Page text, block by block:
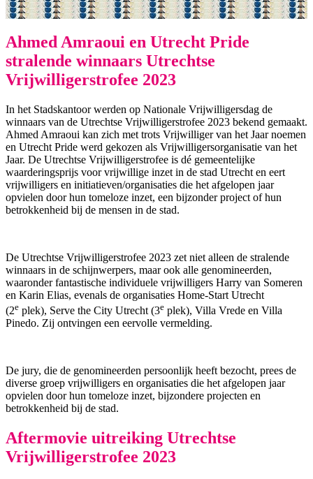
Ahmed Amraoui en Utrecht Pride
stralende winnaars Utrechtse
Vrijwilligerstrofee 2023
In het Stadskantoor werden op Nationale Vrijwilligersdag de
winnaars van de Utrechtse Vrijwilligerstrofee 2023 bekend gemaakt.
Ahmed Amraoui kan zich met trots Vrijwilliger van het Jaar noemen
en Utrecht Pride werd gekozen als Vrijwilligersorganisatie van het
Jaar. De Utrechtse Vrijwilligerstrofee is dé gemeentelijke
waarderingsprijs voor vrijwillige inzet in de stad Utrecht en eert
vrijwilligers en initiatieven/organisaties die het afgelopen jaar
opvielen door hun tomeloze inzet, een bijzonder project of hun
betrokkenheid bij de mensen in de stad.
De Utrechtse Vrijwilligerstrofee 2023 zet niet alleen de stralende
winnaars in de schijnwerpers, maar ook alle genomineerden,
waaronder fantastische individuele vrijwilligers Harry van Someren
en Karin Elias, evenals de organisaties Home-Start Utrecht
(2e plek), Serve the City Utrecht (3e plek), Villa Vrede en Villa
Pinedo. Zij ontvingen een eervolle vermelding.
De jury, die de genomineerden persoonlijk heeft bezocht, prees de
diverse groep vrijwilligers en organisaties die het afgelopen jaar
opvielen door hun tomeloze inzet, bijzondere projecten en
betrokkenheid bij de stad.
Aftermovie uitreiking Utrechtse
Vrijwilligerstrofee 2023